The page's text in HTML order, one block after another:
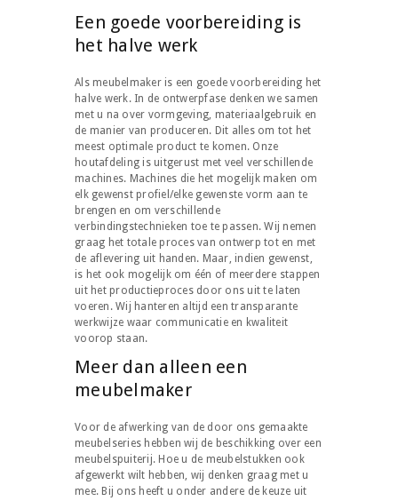
Een goede voorbereiding is
het halve werk
Als meubelmaker is een goede voorbereiding het
halve werk. In de ontwerpfase denken we samen
met u na over vormgeving, materiaalgebruik en
de manier van produceren. Dit alles om tot het
meest optimale product te komen. Onze
houtafdeling is uitgerust met veel verschillende
machines. Machines die het mogelijk maken om
elk gewenst profiel/elke gewenste vorm aan te
brengen en om verschillende
verbindingstechnieken toe te passen. Wij nemen
graag het totale proces van ontwerp tot en met
de aflevering uit handen. Maar, indien gewenst,
is het ook mogelijk om één of meerdere stappen
uit het productieproces door ons uit te laten
voeren. Wij hanteren altijd een transparante
werkwijze waar communicatie en kwaliteit
voorop staan.
Meer dan alleen een
meubelmaker
Voor de afwerking van de door ons gemaakte
meubelseries hebben wij de beschikking over een
meubelspuiterij. Hoe u de meubelstukken ook
afgewerkt wilt hebben, wij denken graag met u
mee. Bij ons heeft u onder andere de keuze uit